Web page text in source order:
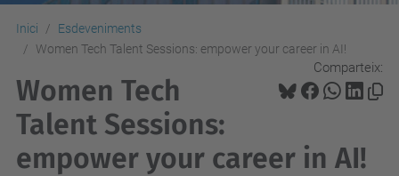
Inici
Esdeveniments
Women Tech Talent Sessions: empower your career in AI!
Comparteix:
Women Tech
Talent Sessions:
empower your career in AI!